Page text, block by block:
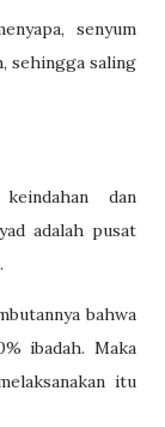
senyum
sehingga saling
dan
adalah pusat
bahwa
ibadah. Maka
itu